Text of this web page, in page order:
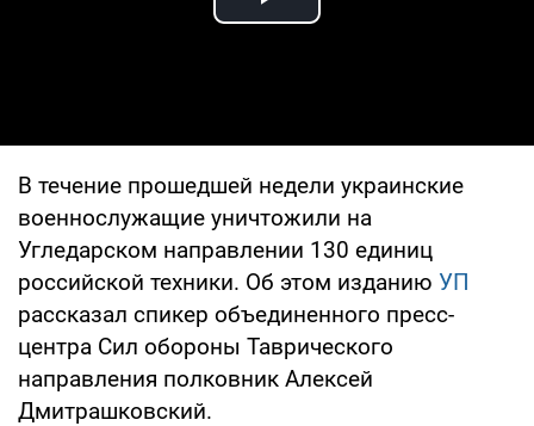
Play Video
В течение прошедшей недели украинские
военнослужащие уничтожили на
Угледарском направлении 130 единиц
российской техники. Об этом изданию УП
рассказал спикер объединенного пресс-
центра Сил обороны Таврического
направления полковник Алексей
Дмитрашковский.